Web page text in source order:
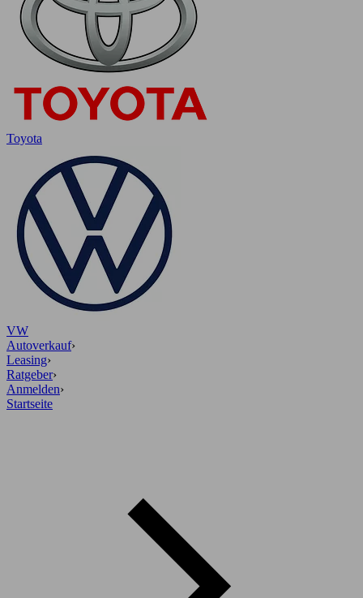
Toyota
VW
Autoverkauf›
Leasing›
Ratgeber›
Anmelden›
Startseite